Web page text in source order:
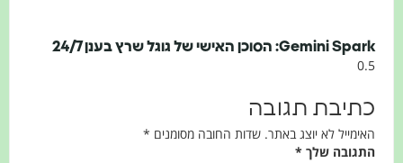
Gemini Spark: הסוכן האישי של גוגל שרץ בענן 24/7
כתיבת תגובה
האימייל לא יוצג באתר. שדות החובה מסומנים *
התגובה שלך *